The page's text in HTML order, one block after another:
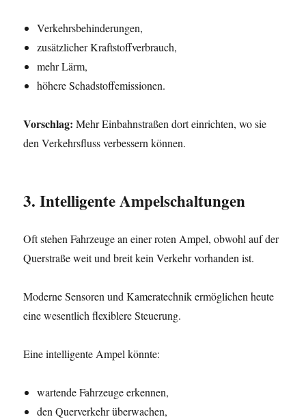
Verkehrsbehinderungen,
zusätzlicher Kraftstoffverbrauch,
mehr Lärm,
höhere Schadstoffemissionen.
Vorschlag: Mehr Einbahnstraßen dort einrichten, wo sie
den Verkehrsfluss verbessern können.
3. Intelligente Ampelschaltungen
Oft stehen Fahrzeuge an einer roten Ampel, obwohl auf der
Querstraße weit und breit kein Verkehr vorhanden ist.
Moderne Sensoren und Kameratechnik ermöglichen heute
eine wesentlich flexiblere Steuerung.
Eine intelligente Ampel könnte:
wartende Fahrzeuge erkennen,
den Querverkehr überwachen,